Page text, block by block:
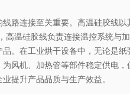
路连接至关重要。高温硅胶线
温硅胶线负责连接温控系统与
。在工业烘干设备中，无论是
风机、加热管等部件稳定供电
提升产品品质与生产效益。